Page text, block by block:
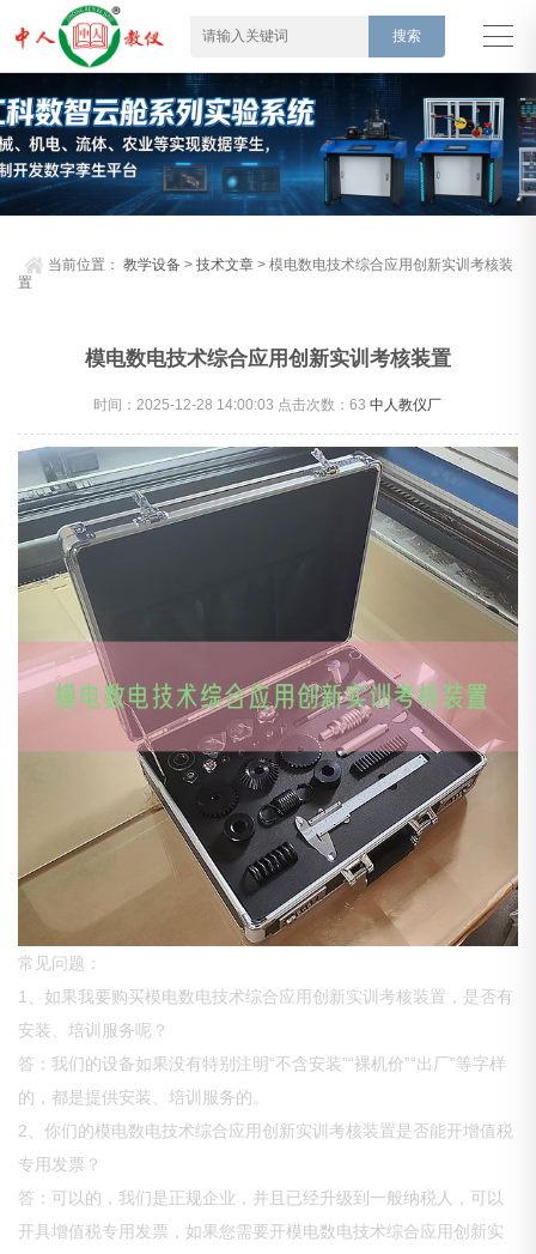
当前位置：教学设备 >技术文章 > 模电数电技术综合应用创新实训考核装
置
模电数电技术综合应用创新实训考核装置
时间：2025-12-28 14:00:03 点击次数：63中人教仪厂
常见问题：
1、如果我要购买模电数电技术综合应用创新实训考核装置，是否有
安装、培训服务呢？
答：我们的设备如果没有特别注明“不含安装”“裸机价”“出厂”等字样
的，都是提供安装、培训服务的。
2、你们的模电数电技术综合应用创新实训考核装置是否能开增值税
专用发票？
答：可以的，我们是正规企业，并且已经升级到一般纳税人，可以
开具增值税专用发票，如果您需要开模电数电技术综合应用创新实